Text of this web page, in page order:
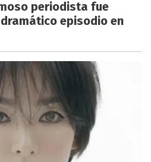
periodista fue
episodio en